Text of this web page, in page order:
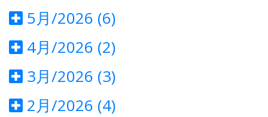
5月/2026 (6)
4月/2026 (2)
3月/2026 (3)
2月/2026 (4)